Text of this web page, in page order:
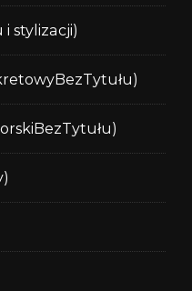
stylizacji)